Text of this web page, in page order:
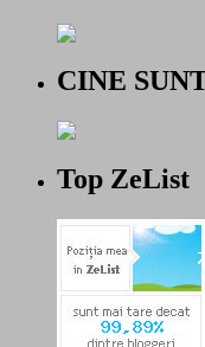
CINE
Top ZeList